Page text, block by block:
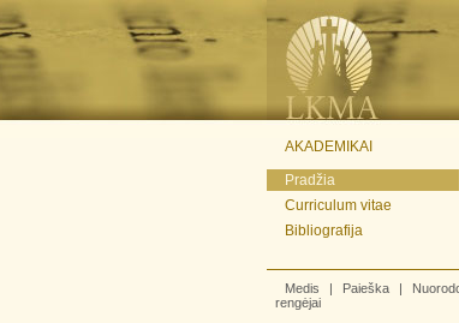
AKADEMIKAI
Pradžia
Curriculum vitae
Bibliografija
Medis | Paieška |
rengėjai